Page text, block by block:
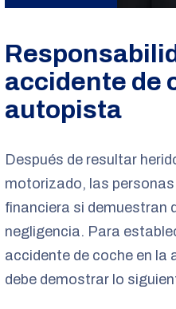
accidente de
autopista
Después de resultar
motorizado, las
financiera si demuestran
negligencia. Para
accidente de coche en la
debe demostrar lo